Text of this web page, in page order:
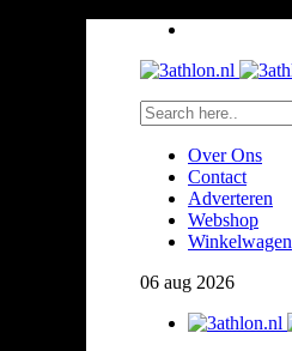
Over Ons
Contact
Adverteren
Webshop
Winkelwagen
06 aug 2026